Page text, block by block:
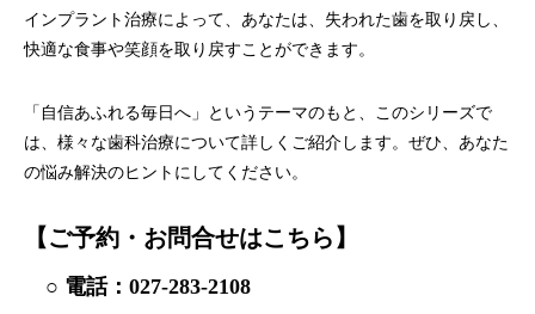
インプラント治療によって、あなたは、失われた歯を取り戻し、
快適な食事や笑顔を取り戻すことができます。
「自信あふれる毎日へ」というテーマのもと、このシリーズで
は、様々な歯科治療について詳しくご紹介します。ぜひ、あなた
の悩み解決のヒントにしてください。
【ご予約・お問合せはこちら】
○ 電話： 027-283-2108